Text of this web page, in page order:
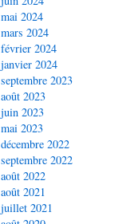
mai 2024
mars 2024
février 2024
janvier 2024
septembre 2023
août 2023
juin 2023
mai 2023
décembre 2022
septembre 2022
août 2022
août 2021
juillet 2021